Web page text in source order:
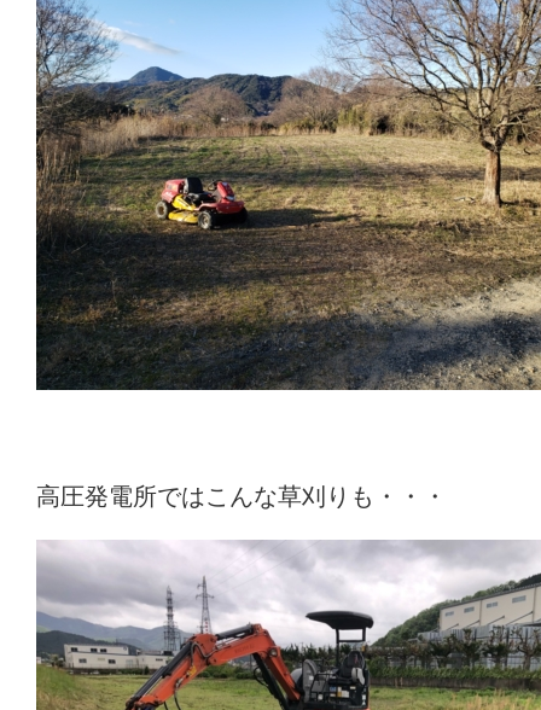
高圧発電所ではこんな草刈りも・・・